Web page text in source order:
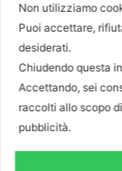
tossica o
senza il
cambiate,
quantità di
sull’ambiente.
Non utilizziamo
Puoi accettare,
desiderati.
Chiudendo questa
Accettando, sei
raccolti allo scopo
pubblicità.